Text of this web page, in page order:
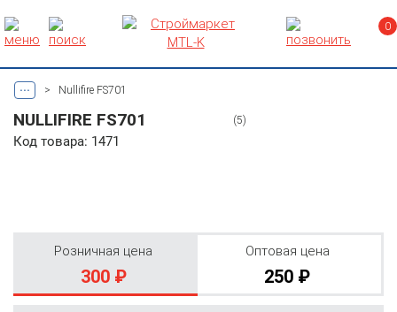
0
... > Nullifire FS701
NULLIFIRE FS701 (5)
Код товара: 1471
Розничная цена
300 ₽
Оптовая цена
250 ₽